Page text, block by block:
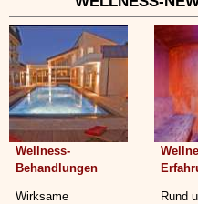
Wellness-
Behandlungen
Wirksame
Rund